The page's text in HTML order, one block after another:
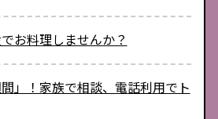
お料理しませんか？
間」！家族で相談、電話利用でト